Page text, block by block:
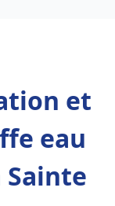
et
eau